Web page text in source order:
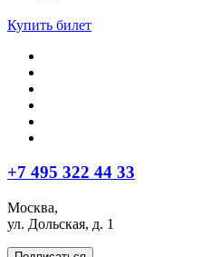
Купить билет
+7 495 322 44 33
Москва,
ул. Дольская, д. 1